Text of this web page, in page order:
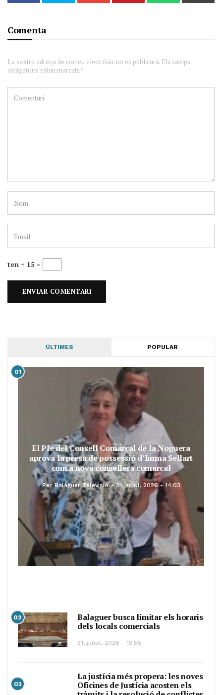
Comenta
La vostra adreça de correu electrònic no es publicarà. Els camps
obligatoris estan marcats *
ten + 15 =
ÚLTIMES POPULAR
01
El Ple del Consell Comarcal de la Noguera
aprova la presa de possessió d’Imma Sellart
com a nova consellera comarcal
Per Balaguer Televisió 31, juliol, 2026 - 14:03
02
Balaguer busca limitar els horaris
dels locals comercials
31, juliol, 2026 - 13:58
03
La justícia més propera: les noves
Oficines de Justícia acosten els